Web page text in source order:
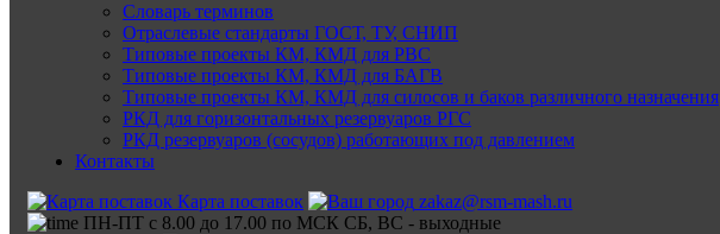
Словарь терминов
Отраслевые стандарты ГОСТ, ТУ, СНИП
Типовые проекты КМ, КМД для РВС
Типовые проекты КМ, КМД для БАГВ
Типовые проекты КМ, КМД для силосов и баков различного назначения
РКД для горизонтальных резервуаров РГС
РКД резервуаров (сосудов) работающих под давлением
Контакты
Карта поставок
zakaz@rsm-mash.ru
ПН-ПТ с 8.00 до 17.00 по МСК СБ, ВС - выходные